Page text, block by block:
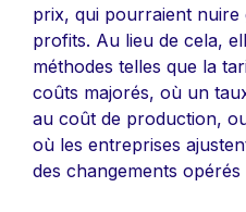
prix, qui pourraient nuire
profits. Au lieu de cela,
méthodes telles que la
coûts majorés, où un
au coût de production,
où les entreprises
des changements